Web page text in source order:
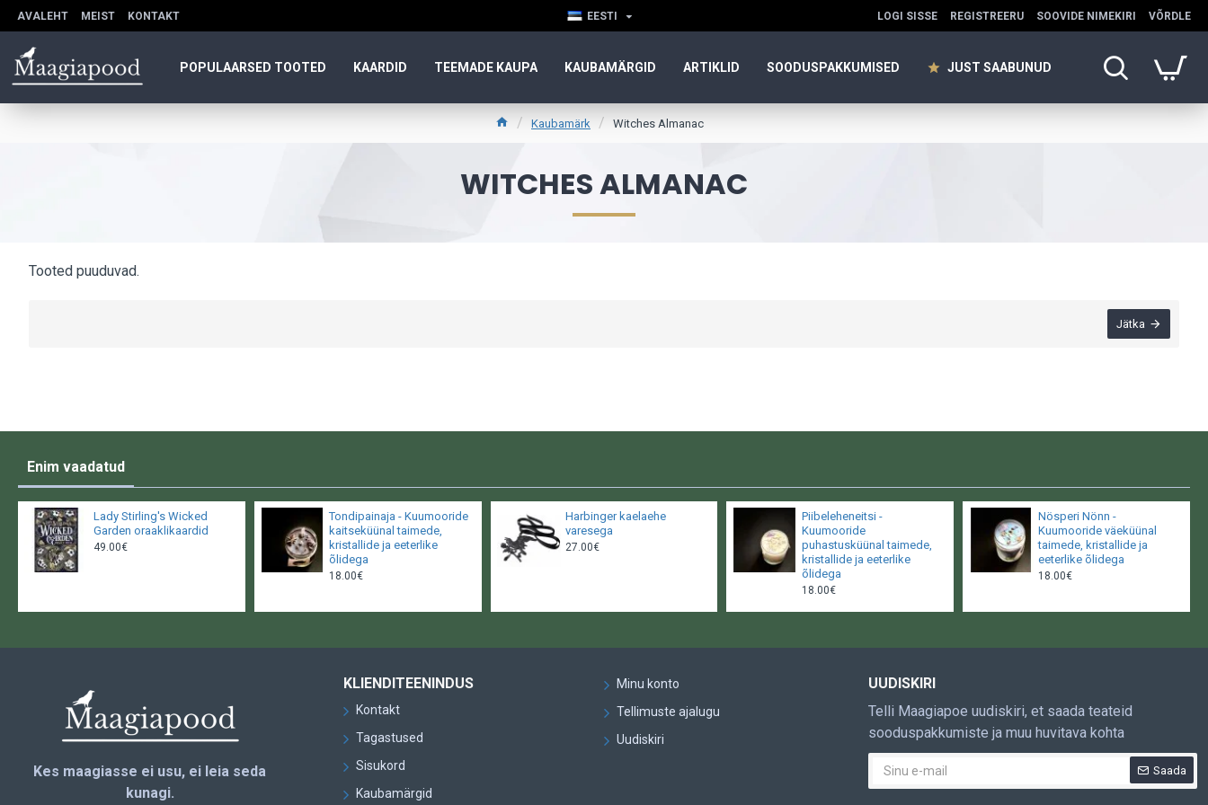
AVALEHT MEIST KONTAKT EESTI LOGI SISSE REGISTREERU SOOVIDE NIMEKIRI VÕRDLE
POPULAARSED TOOTED KAARDID TEEMADE KAUPA KAUBAMÄRGID ARTIKLID SOODUSPAKKUMISED JUST SAABUNUD
Kaubamärk Witches Almanac
WITCHES ALMANAC
Tooted puuduvad.
Jätka
Enim vaadatud
Lady Stirling's Wicked
Garden oraaklikaardid
49.00€
Tondipainaja - Kuumooride
kaitseküünal taimede,
kristallide ja eeterlike
õlidega
18.00€
Harbinger kaelaehe
varesega
27.00€
Piibeleheneitsi -
Kuumooride
puhastusküünal taimede,
kristallide ja eeterlike
õlidega
18.00€
Nösperi Nönn -
Kuumooride väeküünal
taimede, kristallide ja
eeterlike õlidega
18.00€
Kes maagiasse ei usu, ei leia seda
kunagi.
KLIENDITEENINDUS
Kontakt
Tagastused
Sisukord
Kaubamärgid
Minu konto
Tellimuste ajalugu
Uudiskiri
UUDISKIRI
Telli Maagiapoe uudiskiri, et saada teateid
sooduspakkumiste ja muu huvitava kohta
Saada